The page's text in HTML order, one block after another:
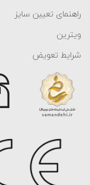
راهنمای تعیین سایز
ویترین
شرایط تعویض